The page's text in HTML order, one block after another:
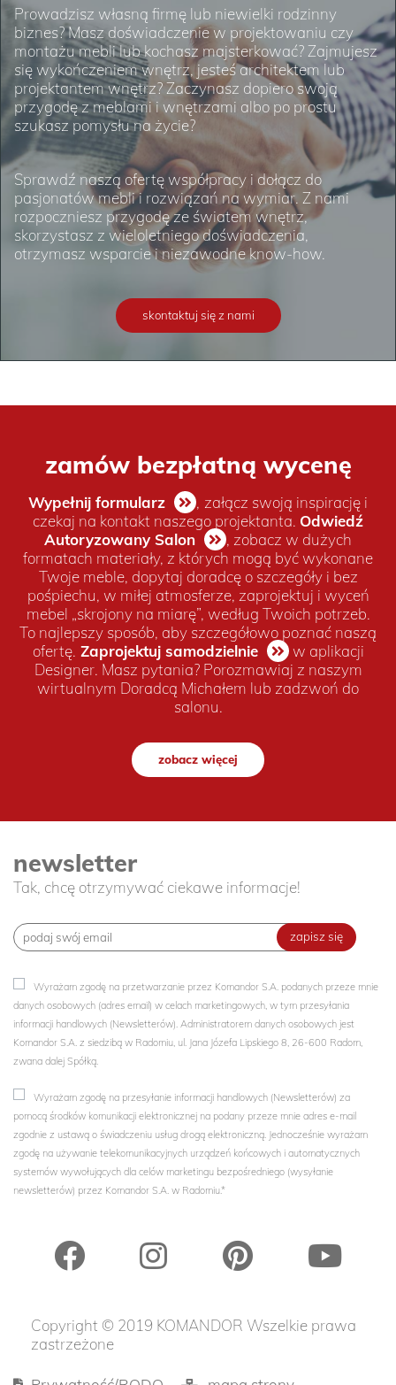
Prowadzisz własną firmę lub niewielki rodzinny
biznes? Masz doświadczenie w projektowaniu czy
montażu mebli lub kochasz majsterkować? Zajmujesz
się wykończeniem wnętrz, jesteś architektem lub
projektantem wnętrz? Zaczynasz dopiero swoją
przygodę z meblami i wnętrzami albo po prostu
szukasz pomysłu na życie?
Sprawdź naszą ofertę współpracy i dołącz do
pasjonatów mebli i rozwiązań na wymiar. Z nami
rozpoczniesz przygodę ze światem wnętrz,
skorzystasz z wieloletniego doświadczenia,
otrzymasz wsparcie i niezawodne know-how.
skontaktuj się z nami
zamów bezpłatną wycenę
Wypełnij formularz , załącz swoją inspirację i
czekaj na kontakt naszego projektanta. Odwiedź
Autoryzowany Salon
, zobacz w dużych
formatach materiały, z których mogą być wykonane
Twoje meble, dopytaj doradcę o szczegóły i bez
pośpiechu, w miłej atmosferze, zaprojektuj i wyceń
mebel „skrojony na miarę”, według Twoich potrzeb.
To najlepszy sposób, aby szczegółowo poznać naszą
ofertę. Zaprojektuj samodzielnie
w aplikacji
Designer. Masz pytania? Porozmawiaj z naszym
wirtualnym Doradcą Michałem lub zadzwoń do
salonu.
zobacz więcej
newsletter
Tak, chcę otrzymywać ciekawe informacje!
zapisz się
Wyrażam zgodę na przetwarzanie przez Komandor S.A. podanych przeze mnie
danych osobowych (adres email) w celach marketingowych, w tym przesyłania
informacji handlowych (Newsletterów). Administratorem danych osobowych jest
Komandor S.A. z siedzibą w Radomiu, ul. Jana Józefa Lipskiego 8, 26-600 Radom,
zwana dalej Spółką.
Wyrażam zgodę na przesyłanie informacji handlowych (Newsletterów) za
pomocą środków komunikacji elektronicznej na podany przeze mnie adres e-mail
zgodnie z ustawą o świadczeniu usług drogą elektroniczną. Jednocześnie wyrażam
zgodę na używanie telekomunikacyjnych urządzeń końcowych i automatycznych
systemów wywołujących dla celów marketingu bezpośredniego (wysyłanie
newsletterów) przez Komandor S.A. w Radomiu.*
Copyright © 2019 KOMANDOR Wszelkie prawa
zastrzeżone